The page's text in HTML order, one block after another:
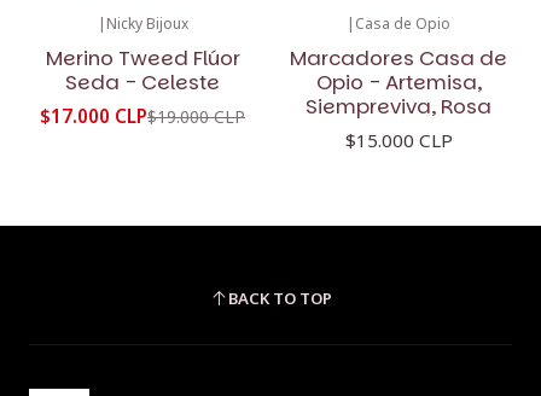
| Nicky Bijoux
Merino Tweed Flúor
Seda - Celeste
$17.000 CLP$19.000 CLP
| Casa de Opio
Marcadores Casa de
Opio - Artemisa,
Siempreviva, Rosa
$15.000 CLP
BACK TO TOP